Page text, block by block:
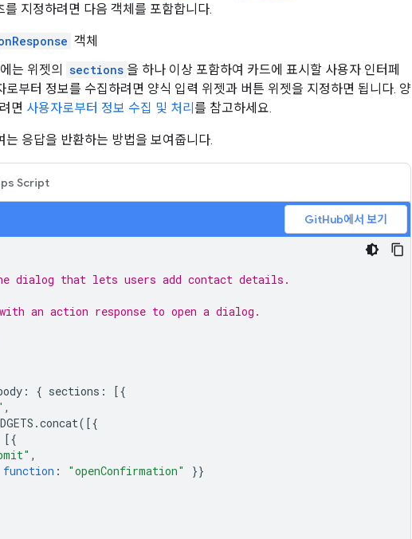
지정하려면 다음 객체를 포함합니다.
객체
는 위젯의 sections 을 하나 이상 포함하여 카드에 표시할 사용자 인터페
로부터 정보를 수집하려면 양식 입력 위젯과 버튼 위젯을 지정하면 됩니다. 양
면 사용자로부터 정보 수집 및 처리 를 참고하세요.
응답을 반환하는 방법을 보여줍니다.
Script
GitHub에서 보기
dialog that lets users add contact details.
an action response to open a dialog.
: { sections :
[{
,
.concat([{
[{
,
function : "openConfirmation"
}}